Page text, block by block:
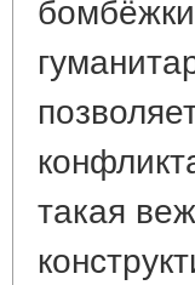
такая